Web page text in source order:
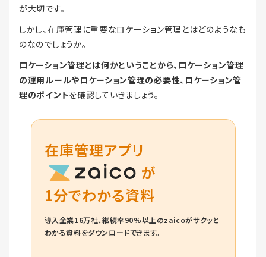
が大切です。
しかし、在庫管理に重要なロケーション管理とはどのようなも
のなのでしょうか。
ロケーション管理とは何かということから、ロケーション管理
の運用ルールやロケーション管理の必要性、ロケーション管
理のポイントを確認していきましょう。
在庫管理アプリ
が
1分でわかる資料
導入企業16万社、継続率90%以上のzaicoがサクッと
わかる資料をダウンロードできます。